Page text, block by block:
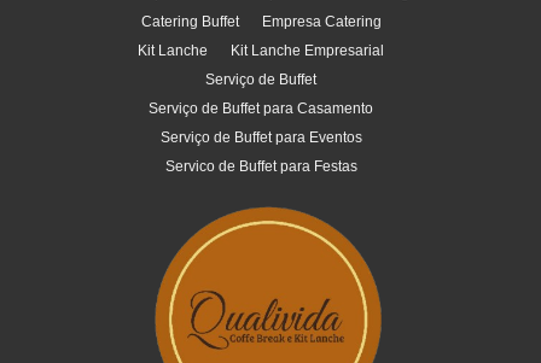
Catering Buffet
Empresa Catering
Kit Lanche
Kit Lanche Empresarial
Serviço de Buffet
Serviço de Buffet para Casamento
Serviço de Buffet para Eventos
Servico de Buffet para Festas